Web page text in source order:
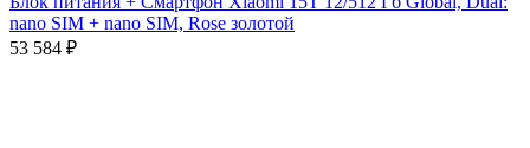
nano SIM + nano SIM, Rose золотой
53 584 ₽